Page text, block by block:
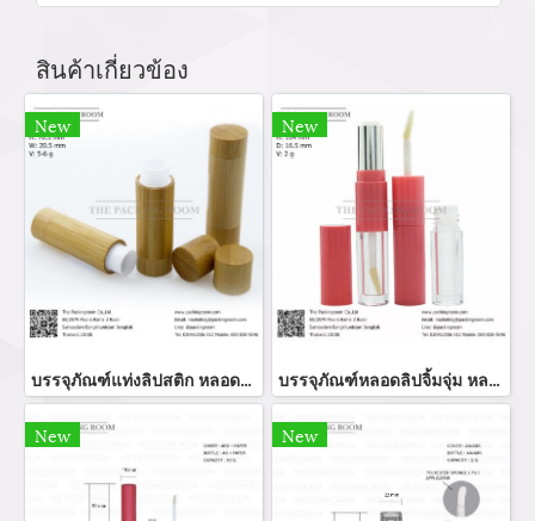
สินค้าเกี่ยวข้อง
New
บรรจุภัณฑ์แท่งลิปสติก หลอดลิปแท่ง Lip stick package/ Lip tube สีแดงเงาฝาปิดแม่เหล็ก จำหน่ายบรรจุภัณฑ์เครื่องสำอางทุกประเภท
New
บรรจุภัณฑ์หลอดลิปจิ้มจุ่ม หลอดลิปกลอส bottle lip gloss/ lip bottle ขวดลิป บรรจุภัณฑ์ใส่ลิป จำหน่ายบรรจุภัณฑ์เครื่องสำอางรรจุภัณฑ์เครื่องสำอางทุกประเภท
New New